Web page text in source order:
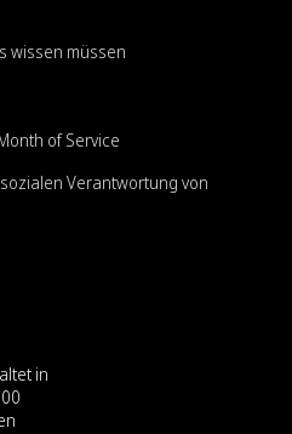
wissen müssen
of Service
Verantwortung von
in